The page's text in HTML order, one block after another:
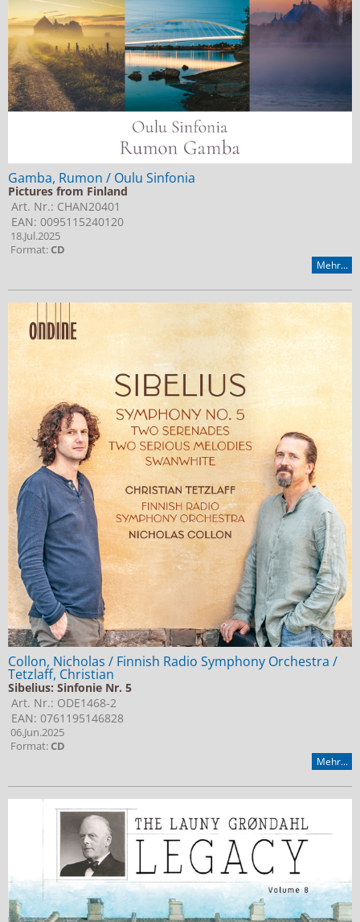
Gamba, Rumon / Oulu Sinfonia
Pictures from Finland
Art. Nr.: CHAN20401
EAN: 0095115240120
18.Jul.2025
Format:CD
Mehr...
Collon, Nicholas / Finnish Radio Symphony Orchestra /
Tetzlaff, Christian
Sibelius: Sinfonie Nr. 5
Art. Nr.: ODE1468-2
EAN: 0761195146828
06.Jun.2025
Format:CD
Mehr...